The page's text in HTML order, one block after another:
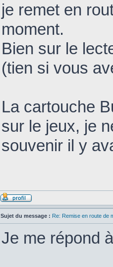
je remet en
moment.
Bien sur le
(tien si vous
La cartouche
sur le jeux, je
souvenir il y
Sujet du message : Re: Remise en route de
Je me répond